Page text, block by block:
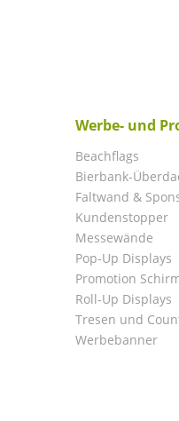
Werbe- und
Beachflags
Bierbank-
Faltwand &
Kundenstopper
Messewände
Pop-Up Displays
Promotion
Roll-Up Displays
Tresen und
Werbebanner